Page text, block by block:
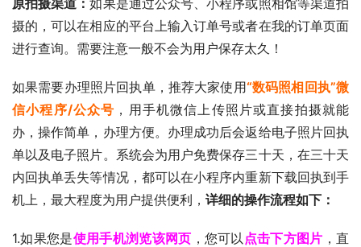
摄的，可以在相应的平台上输入订单号或者在我的订单页面
进行查询。需要注意一般不会为用户保存太久！
如果需要办理照片回执单，推荐大家使用“数码照相回执”微
信小程序/公众号 ，用手机微信上传照片或直接拍摄就能
办，操作简单，办理方便。办理成功后会返给电子照片回执
单以及电子照片。系统会为用户免费保存三十天，在三十天
内回执单丢失等情况，都可以在小程序内重新下载回执到手
机上，最大程度为用户提供便利， 详细的操作流程如下：
1.如果您是使用手机浏览该网页 ，您可以 点击下方图片 ，直